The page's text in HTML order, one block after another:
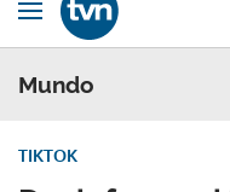
Obrir navegació
Mundo
TIKTOK